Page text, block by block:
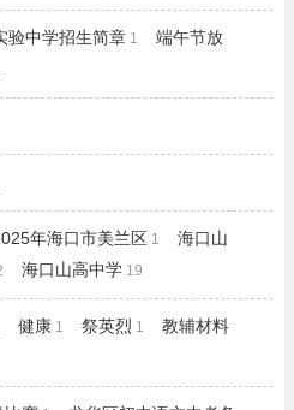
验中学招生简章 1
端午节放
年海口市美兰区 1
海口山
海口山高中学 19
健康 1 祭英烈 1 教辅材料